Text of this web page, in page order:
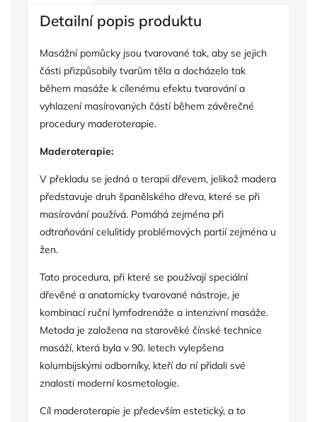
Detailní popis produktu
Masážní pomůcky jsou tvarované tak, aby se jejich
části přizpůsobily tvarům těla a docházelo tak
během masáže k cílenému efektu tvarování a
vyhlazení masírovaných částí během závěrečné
procedury maderoterapie.
Maderoterapie:
V překladu se jedná o terapii dřevem, jelikož madera
představuje druh španělského dřeva, které se při
masírování používá. Pomáhá zejména při
odtraňování celulitidy problémových partií zejména u
žen.
Tato procedura, při které se používají speciální
dřevěné a anatomicky tvarované nástroje, je
kombinací ruční lymfodrenáže a intenzivní masáže.
Metoda je založena na starověké čínské technice
masáží, která byla v 90. letech vylepšena
kolumbijskými odborníky, kteří do ní přidali své
znalosti moderní kosmetologie.
Cíl maderoterapie je především estetický, a to